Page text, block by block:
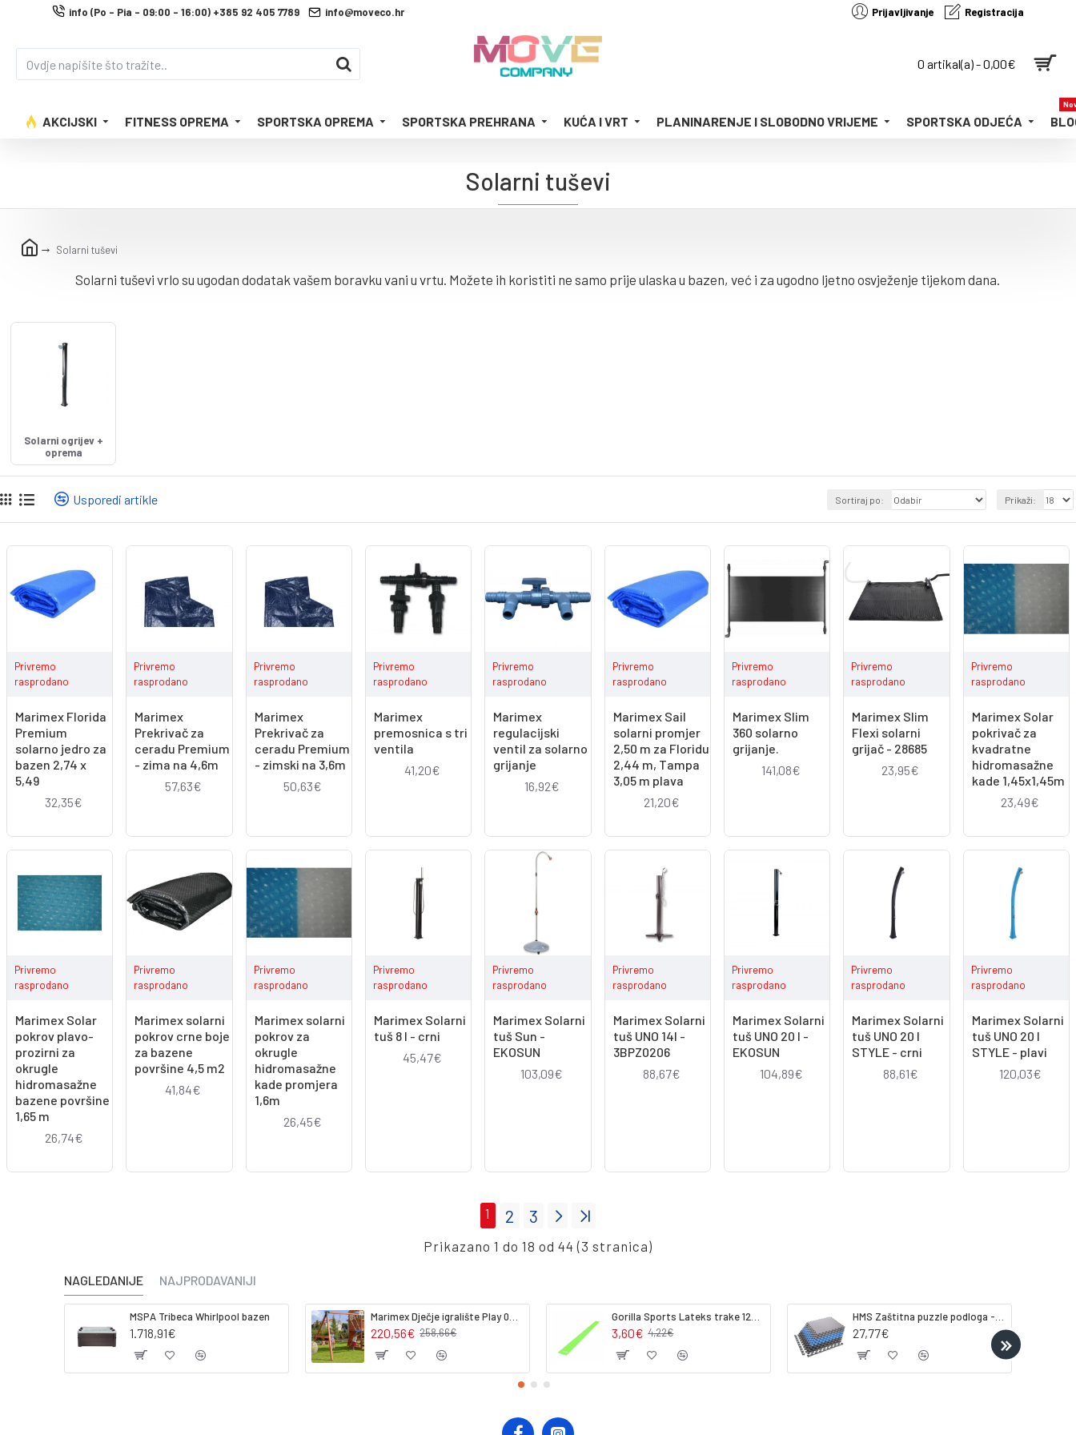
info (Po - Pia - 09:00 - 16:00) +385 92 405 7789 info@moveco.hr Prijavljivanje Registracija
0 artikal(a) - 0,00€
AKCIJSKI FITNESS OPREMA SPORTSKA OPREMA SPORTSKA PREHRANA KUĆA I VRT PLANINARENJE I SLOBODNO VRIJEME SPORTSKA ODJEĆA
Solarni tuševi
Solarni tuševi
Solarni tuševi vrlo su ugodan dodatak vašem boravku vani u vrtu. Možete ih koristiti ne samo prije ulaska u bazen, već i za ugodno ljetno osvježenje tijekom dana.
Solarni ogrijev +
oprema
Usporedi artikle Sortiraj po: Prikaži:
Privremo
rasprodano
Marimex Florida
Premium
solarno jedro za
bazen 2,74 x
5,49
32,35€
Privremo
rasprodano
Marimex
Prekrivač za
ceradu Premium
- zima na 4,6m
57,63€
Privremo
rasprodano
Marimex
Prekrivač za
ceradu Premium
- zimski na 3,6m
50,63€
Privremo
rasprodano
Marimex
premosnica s tri
ventila
41,20€
Privremo
rasprodano
Marimex
regulacijski
ventil za solarno
grijanje
16,92€
Privremo
rasprodano
Marimex Sail
solarni promjer
2,50 m za Floridu
2,44 m, Tampa
3,05 m plava
21,20€
Privremo
rasprodano
Marimex Slim
360 solarno
grijanje.
141,08€
Privremo
rasprodano
Marimex Slim
Flexi solarni
grijač - 28685
23,95€
Privremo
rasprodano
Marimex Solar
pokrivač za
kvadratne
hidromasažne
kade 1,45x1,45m
23,49€
Privremo
rasprodano
Marimex Solar
pokrov plavo-
prozirni za
okrugle
hidromasažne
bazene površine
1,65 m
26,74€
Privremo
rasprodano
Marimex solarni
pokrov crne boje
za bazene
površine 4,5 m2
41,84€
Privremo
rasprodano
Marimex solarni
pokrov za
okrugle
hidromasažne
kade promjera
1,6m
26,45€
Privremo
rasprodano
Marimex Solarni
tuš 8 l - crni
45,47€
Privremo
rasprodano
Marimex Solarni
tuš Sun -
EKOSUN
103,09€
Privremo
rasprodano
Marimex Solarni
tuš UNO 14l -
3BPZ0206
88,67€
Privremo
rasprodano
Marimex Solarni
tuš UNO 20 l -
EKOSUN
104,89€
Privremo
rasprodano
Marimex Solarni
tuš UNO 20 l
STYLE - crni
88,61€
Privremo
rasprodano
Marimex Solarni
tuš UNO 20 l
STYLE - plavi
120,03€
1 2 3
Prikazano 1 do 18 od 44 (3 stranica)
NAGLEDANIJE NAJPRODAVANIJI
MSPA Tribeca Whirlpool bazen
1.718,91€ 220,56€ 258,66€ 3,60€ 4,22€ 27,77€